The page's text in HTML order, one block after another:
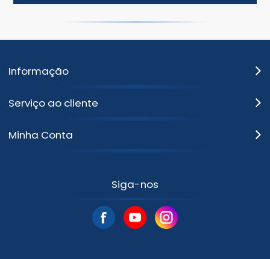
Informação
Serviço ao cliente
Minha Conta
Siga-nos